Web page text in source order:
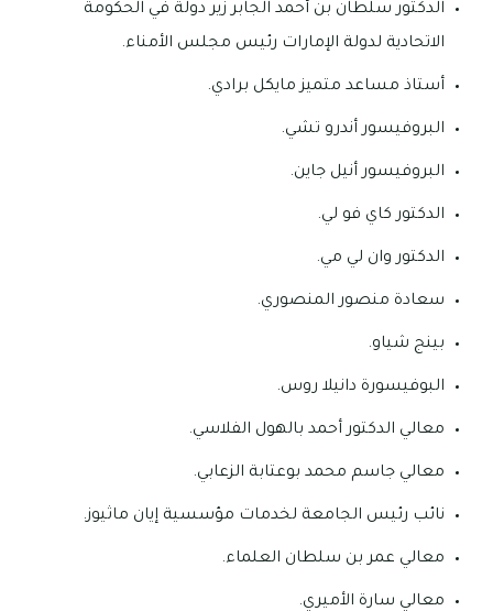
الدكتور سلطان بن أحمد الجابر زير دولة في الحكومة
الاتحادية لدولة الإمارات رئيس مجلس الأمناء.
أستاذ مساعد متميز مايكل برادي.
البروفيسور أندرو تشي.
البروفيسور أنيل جاين.
الدكتور كاي فو لي.
الدكتور وان لي مي.
سعادة منصور المنصوري.
بينج شياو.
البوفيسورة دانيلا روس.
معالي الدكتور أحمد بالهول الفلاسي.
معالي جاسم محمد بوعتابة الزعابي.
نائب رئيس الجامعة لخدمات مؤسسية إيان ماثيوز.
معالي عمر بن سلطان العلماء.
معالي سارة الأميري.